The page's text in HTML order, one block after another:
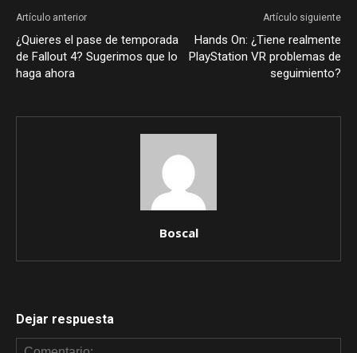
Artículo anterior
¿Quieres el pase de temporada
de Fallout 4? Sugerimos que lo
haga ahora
Artículo siguiente
Hands On: ¿Tiene realmente
PlayStation VR problemas de
seguimiento?
Boscal
Dejar respuesta